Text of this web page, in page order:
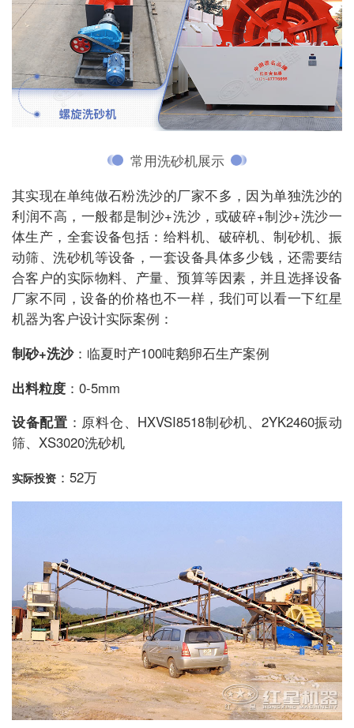
常用洗砂机展示
其实现在单纯做石粉洗沙的厂家不多，因为单独洗沙的
利润不高，一般都是制沙+洗沙，或破碎+制沙+洗沙一
体生产，全套设备包括：给料机、破碎机、制砂机、振
动筛、洗砂机等设备，一套设备具体多少钱，还需要结
合客户的实际物料、产量、预算等因素，并且选择设备
厂家不同，设备的价格也不一样，我们可以看一下红星
机器为客户设计实际案例：
制砂+洗沙：临夏时产100吨鹅卵石生产案例
出料粒度：0-5mm
设备配置 ：原料仓、HXVSI8518制砂机、2YK2460振动
筛、XS3020洗砂机
实际投资：52万